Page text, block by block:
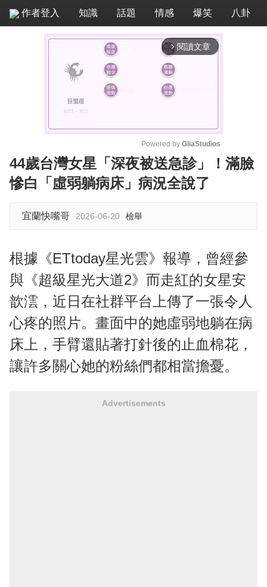
作者登入 知識 話題 情感 爆笑 八卦
arrow_forward_ios 閱讀文章
M
u
t
Powered by GliaStudios
44歲台灣女星「深夜被送急診」！滿臉
慘白「虛弱躺病床」病況全說了
宜蘭快嘴哥 2026-06-20 檢舉
根據《ETtoday星光雲》報導，曾經參
與《超級星光大道2》而走紅的女星安
歆澐，近日在社群平台上傳了一張令人
心疼的照片。畫面中的她虛弱地躺在病
床上，手臂還貼著打針後的止血棉花，
讓許多關心她的粉絲們都相當擔憂。
Advertisements